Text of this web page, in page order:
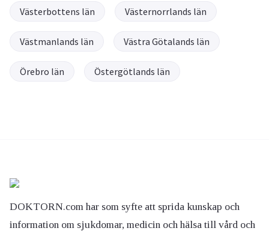
Västerbottens län Västernorrlands län
Västmanlands län Västra Götalands län
Örebro län Östergötlands län
DOKTORN.com har som syfte att sprida kunskap och
information om sjukdomar, medicin och hälsa till vård och